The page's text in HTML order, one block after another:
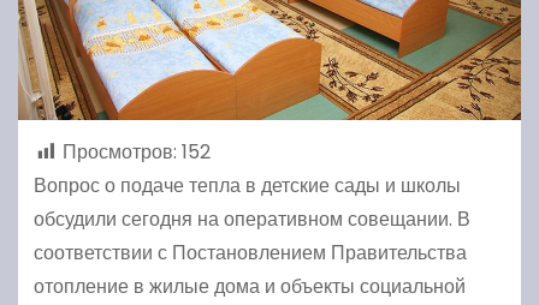
Просмотров: 152
Вопрос о подаче тепла в детские сады и школы
обсудили сегодня на оперативном совещании. В
соответствии с Постановлением Правительства
отопление в жилые дома и объекты социальной